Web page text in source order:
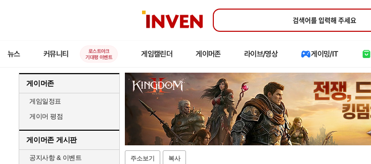
인
뉴스 커뮤니티
로스트아크
기대평 이벤트
게임캘린더 게이머존 라이브/영상 게이밍/IT
게이머존
게임일정표
게이머 평점
게이머존 게시판
공지사항 & 이벤트
주소보기 복사